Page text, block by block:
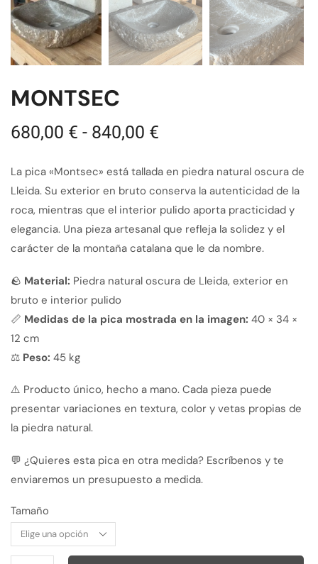
MONTSEC
680,00 € - 840,00 €
La pica «Montsec» está tallada en piedra natural oscura de
Lleida. Su exterior en bruto conserva la autenticidad de la
roca, mientras que el interior pulido aporta practicidad y
elegancia. Una pieza artesanal que refleja la solidez y el
carácter de la montaña catalana que le da nombre.
🪨 Material: Piedra natural oscura de Lleida, exterior en
bruto e interior pulido
📏 Medidas de la pica mostrada en la imagen: 40 × 34 ×
12 cm
⚖️ Peso: 45 kg
⚠️ Producto único, hecho a mano. Cada pieza puede
presentar variaciones en textura, color y vetas propias de
la piedra natural.
💬 ¿Quieres esta pica en otra medida? Escríbenos y te
enviaremos un presupuesto a medida.
Tamaño
Alternative: